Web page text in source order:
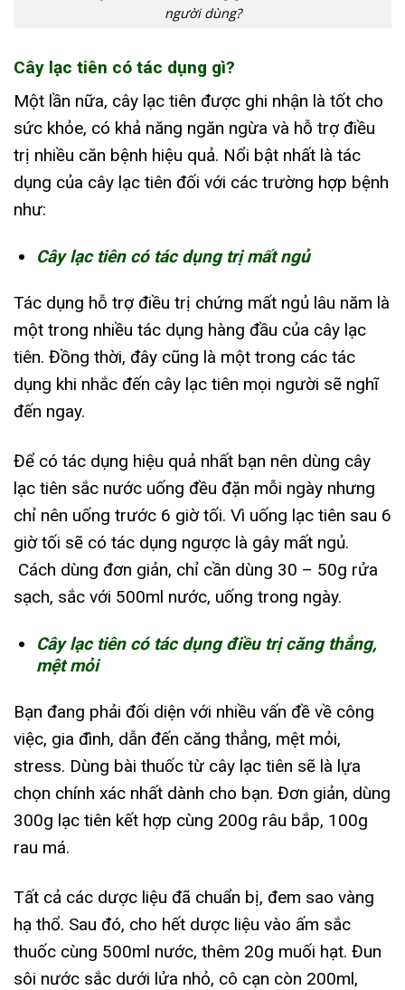
người dùng?
Cây lạc tiên có tác dụng gì?
Một lần nữa, cây lạc tiên được ghi nhận là tốt cho
sức khỏe, có khả năng ngăn ngừa và hỗ trợ điều
trị nhiều căn bệnh hiệu quả. Nổi bật nhất là tác
dụng của cây lạc tiên đối với các trường hợp bệnh
như:
Cây lạc tiên có tác dụng trị mất ngủ
Tác dụng hỗ trợ điều trị chứng mất ngủ lâu năm là
một trong nhiều tác dụng hàng đầu của cây lạc
tiên. Đồng thời, đây cũng là một trong các tác
dụng khi nhắc đến cây lạc tiên mọi người sẽ nghĩ
đến ngay.
Để có tác dụng hiệu quả nhất bạn nên dùng cây
lạc tiên sắc nước uống đều đặn mỗi ngày nhưng
chỉ nên uống trước 6 giờ tối. Vì uống lạc tiên sau 6
giờ tối sẽ có tác dụng ngược là gây mất ngủ.
Cách dùng đơn giản, chỉ cần dùng 30 – 50g rửa
sạch, sắc với 500ml nước, uống trong ngày.
Cây lạc tiên có tác dụng điều trị căng thẳng,
mệt mỏi
Bạn đang phải đối diện với nhiều vấn đề về công
việc, gia đình, dẫn đến căng thẳng, mệt mỏi,
stress. Dùng bài thuốc từ cây lạc tiên sẽ là lựa
chọn chính xác nhất dành cho bạn. Đơn giản, dùng
300g lạc tiên kết hợp cùng 200g râu bắp, 100g
rau má.
Tất cả các dược liệu đã chuẩn bị, đem sao vàng
hạ thổ. Sau đó, cho hết dược liệu vào ấm sắc
thuốc cùng 500ml nước, thêm 20g muối hạt. Đun
sôi nước sắc dưới lửa nhỏ, cô cạn còn 200ml,